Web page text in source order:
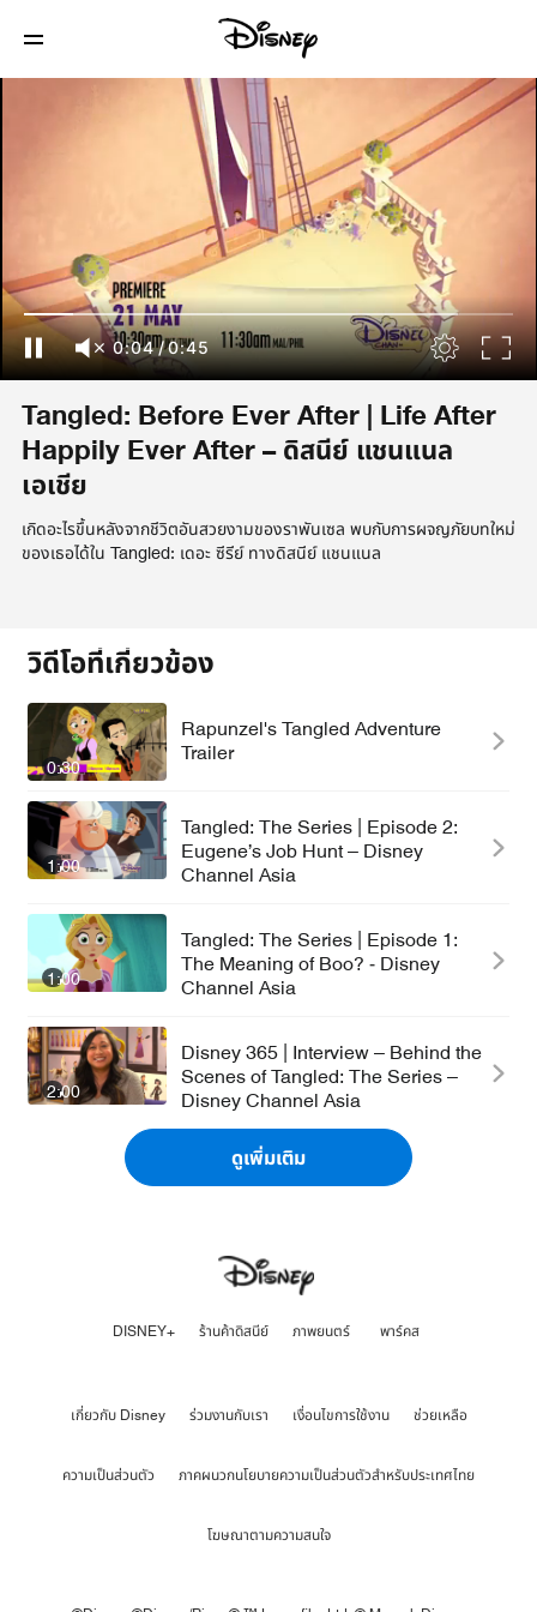
0:04 /0:45
Tangled: Before Ever After | Life After
Happily Ever After – ดิสนีย์ แชนแนล
เอเชีย
เกิดอะไรขึ้นหลังจากชีวิตอันสวยงามของราพันเซล พบกับการผจญภัยบทใหม่
ของเธอได้ใน Tangled: เดอะ ซีรีย์ ทางดิสนีย์ แชนแนล
วิดีโอที่เกี่ยวข้อง
0:30
Rapunzel's Tangled Adventure
Trailer
1:00
Tangled: The Series | Episode 2:
Eugene’s Job Hunt – Disney
Channel Asia
1:00
Tangled: The Series | Episode 1:
The Meaning of Boo? - Disney
Channel Asia
2:00
Disney 365 | Interview – Behind the
Scenes of Tangled: The Series –
Disney Channel Asia
ดูเพิ่มเติม
DISNEY+ ร้านค้าดิสนีย์ ภาพยนตร์ พาร์คส
เกี่ยวกับ Disney ร่วมงานกับเรา เงื่อนไขการใช้งาน ช่วยเหลือ
ความเป็นส่วนตัว ภาคผนวกนโยบายความเป็นส่วนตัวสำหรับประเทศไทย
โฆษณาตามความสนใจ